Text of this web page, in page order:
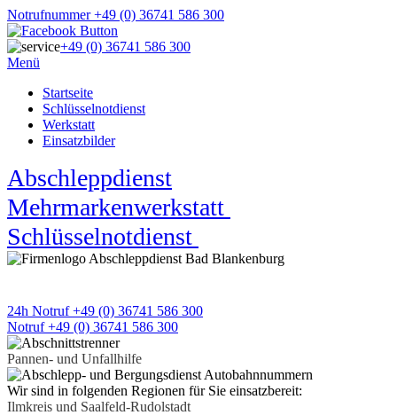
Notrufnummer +49 (0) 36741 586 300
+49 (0) 36741 586 300
Menü
Startseite
Schlüsselnotdienst
Werkstatt
Einsatzbilder
Abschleppdienst
Mehrmarkenwerkstatt
Schlüsselnotdienst
24h Notruf +49 (0) 36741 586 300
Notruf +49 (0) 36741 586 300
Pannen- und Unfallhilfe
Wir sind in folgenden Regionen für Sie einsatzbereit:
Ilmkreis und Saalfeld-Rudolstadt